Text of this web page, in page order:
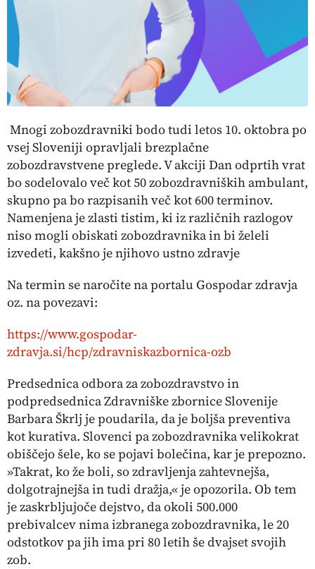
Mnogi zobozdravniki bodo tudi letos 10. oktobra po
vsej Sloveniji opravljali brezplačne
zobozdravstvene preglede. V akciji Dan odprtih vrat
bo sodelovalo več kot 50 zobozdravniških ambulant,
skupno pa bo razpisanih več kot 600 terminov.
Namenjena je zlasti tistim, ki iz različnih razlogov
niso mogli obiskati zobozdravnika in bi želeli
izvedeti, kakšno je njihovo ustno zdravje
Na termin se naročite na portalu Gospodar zdravja
oz. na povezavi:
https://www.gospodar-
zdravja.si/hcp/zdravniskazbornica-ozb
Predsednica odbora za zobozdravstvo in
podpredsednica Zdravniške zbornice Slovenije
Barbara Škrlj je poudarila, da je boljša preventiva
kot kurativa. Slovenci pa zobozdravnika velikokrat
obiščejo šele, ko se pojavi bolečina, kar je prepozno.
»Takrat, ko že boli, so zdravljenja zahtevnejša,
dolgotrajnejša in tudi dražja,« je opozorila. Ob tem
je zaskrbljujoče dejstvo, da okoli 500.000
prebivalcev nima izbranega zobozdravnika, le 20
odstotkov pa jih ima pri 80 letih še dvajset svojih
zob.